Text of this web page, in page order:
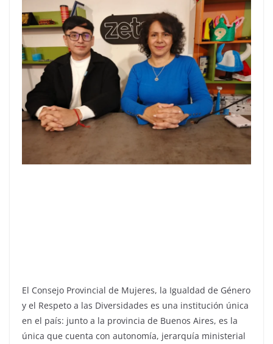
El Consejo Provincial de Mujeres, la Igualdad de Género
y el Respeto a las Diversidades es una institución única
en el país: junto a la provincia de Buenos Aires, es la
única que cuenta con autonomía, jerarquía ministerial